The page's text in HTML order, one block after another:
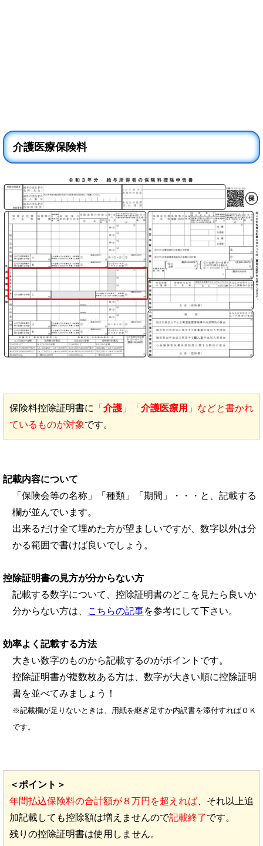
介護医療保険料
保険料控除証明書に 「 介護 」「 介護医療用 」などと書かれ
ているものが対象です。
記載内容について
「保険会等の名称」「種類」「期間」・・・と、記載する
欄が並んでいます。
出来るだけ全て埋めた方が望ましいですが、数字以外は分
かる範囲で書けば良いでしょう。
控除証明書の見方が分からない方
記載する数字について、控除証明書のどこを見たら良いか
分からない方は、
こちらの記事を参考にして下さい。
効率よく記載する方法
大きい数字のものから記載するのがポイントです。
控除証明書が複数枚ある方は、数字が大きい順に控除証明
書を並べてみましょう！
※記載欄が足りないときは、用紙を継ぎ足すか内訳書を添付すればＯＫ
です。
＜ポイント＞
年間払込保険料の合計額が８万円を超えれば 、それ以上追
加記載しても控除額は増えませんので記載終了です。
残りの控除証明書は使用しません。